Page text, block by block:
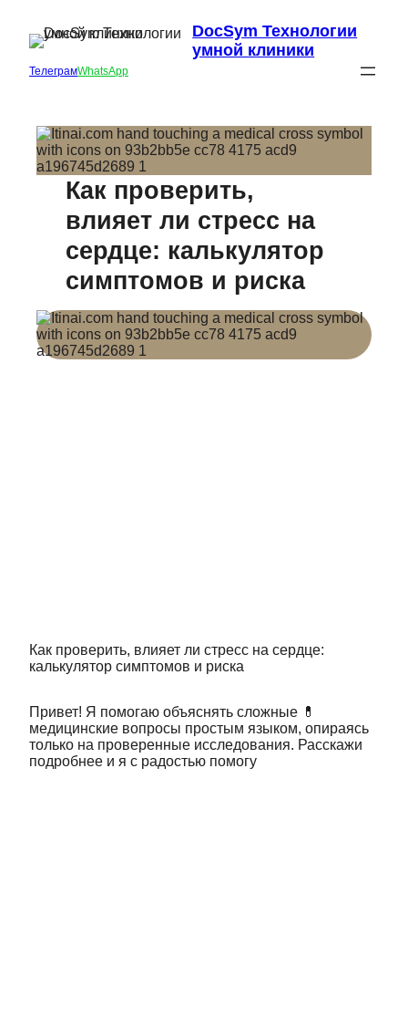
DocSym Технологии
умной клиники
ТелеграмWhatsApp
Как проверить,
влияет ли стресс на
сердце: калькулятор
симптомов и риска
Как проверить, влияет ли стресс на сердце:
калькулятор симптомов и риска
Привет! Я помогаю объяснять сложные 💊
медицинские вопросы простым языком, опираясь
только на проверенные исследования. Расскажи
подробнее и я с радостью помогу